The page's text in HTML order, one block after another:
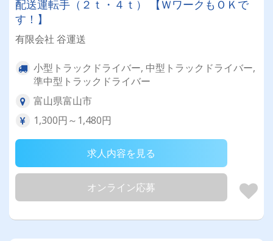
配送運転手（２ｔ・４ｔ） 【ＷワークもＯＫで
す！】
有限会社 谷運送
小型トラックドライバー, 中型トラックドライバー,
準中型トラックドライバー
富山県富山市
1,300円～1,480円
求人内容を見る
オンライン応募